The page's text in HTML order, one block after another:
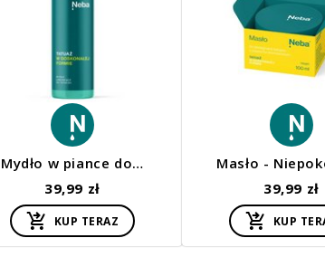
Mydło w piance do…
39,99 zł
KUP TERAZ
Masło -
39,99 zł
KUP